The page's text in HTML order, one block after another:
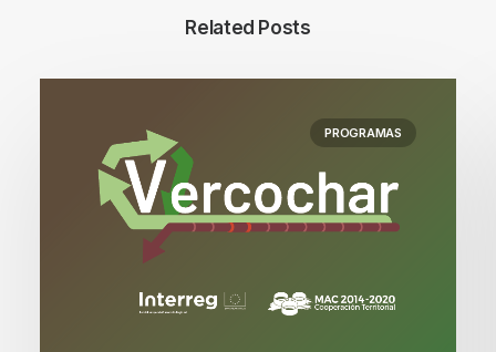
Related Posts
PROGRAMAS